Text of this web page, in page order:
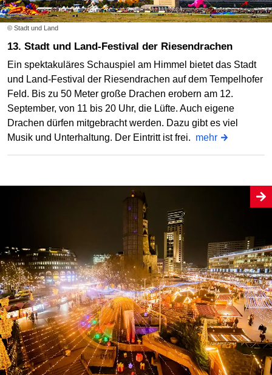
© Stadt und Land
13. Stadt und Land-Festival der Riesendrachen
Ein spektakuläres Schauspiel am Himmel bietet das Stadt
und Land-Festival der Riesendrachen auf dem Tempelhofer
Feld. Bis zu 50 Meter große Drachen erobern am 12.
September, von 11 bis 20 Uhr, die Lüfte. Auch eigene
Drachen dürfen mitgebracht werden. Dazu gibt es viel
Musik und Unterhaltung. Der Eintritt ist frei. mehr